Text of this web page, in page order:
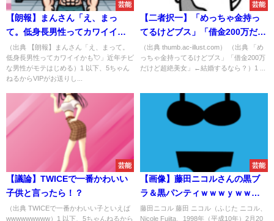
芸能
【朗報】まんさん「え、まっ
て。低身長男性ってカワイイか
も💘」近年チビな男性がモテは
じめる
（出典 【朗報】まんさん「え、まって。
低身長男性ってカワイイかも💘」近年チビ
な男性がモテはじめる）1 以下、5ちゃん
ねるからVIPがお送りし...
芸能
【二者択一】「めっちゃ金持っ
てるけどブス」「借金200万だけ
ど超絶美女」←結婚するなら？
（出典 thumb.ac-illust.com） （出典 「め
っちゃ金持ってるけどブス」「借金200万
だけど超絶美女」←結婚するなら？）1 ...
芸能
【議論】TWICEで一番かわいい
子供と言ったら！？
（出典 TWICEで一番かわいい子といえば
wwwwwwwww）1 以下、5ちゃんねるから
芸能
【画像】藤田ニコルさんの黒ブ
ラ＆黒パンティｗｗｗｙｗｗｗ
ｙｗｗｗｙｗｗｗｙｗｗｗ
藤田ニコル 藤田 ニコル（ふじた ニコル、
Nicole Fujita、1998年（平成10年）2月20